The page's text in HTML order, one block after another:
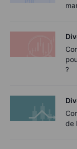
?
de